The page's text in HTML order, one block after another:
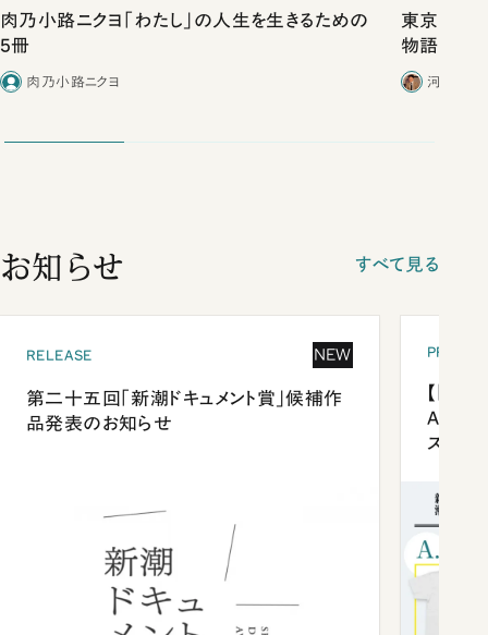
肉乃小路ニクヨ「わたし」の人生を生きるための
5冊
肉乃小路ニクヨ
東京は都
物語」に
河野有
お知らせ すべて見る
RELEASE NEW
第二十五回「新潮ドキュメント賞」候補作
品発表のお知らせ
【「新
ズプレ